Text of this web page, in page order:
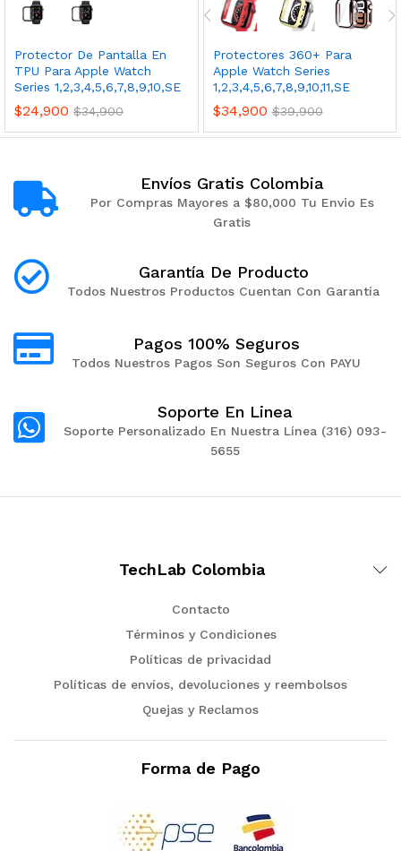
Protector De Pantalla En
TPU Para Apple Watch
Series 1,2,3,4,5,6,7,8,9,10,SE
$24,900 $34,900
Protectores 360+ Para
Apple Watch Series
1,2,3,4,5,6,7,8,9,10,11,SE
$34,900 $39,900
Envíos Gratis Colombia
Por Compras Mayores a $80,000 Tu Envio Es
Gratis
Garantía De Producto
Todos Nuestros Productos Cuentan Con Garantía
Pagos 100% Seguros
Todos Nuestros Pagos Son Seguros Con PAYU
Soporte En Linea
Soporte Personalizado En Nuestra Línea (316) 093-
5655
TechLab Colombia
Contacto
Términos y Condiciones
Políticas de privacidad
Políticas de envíos, devoluciones y reembolsos
Quejas y Reclamos
Forma de Pago